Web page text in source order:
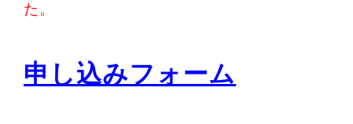
た。
申し込みフォーム